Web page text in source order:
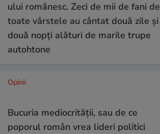
ului românesc. Zeci de mii de fani de
toate vârstele au cântat două zile și
două nopți alături de marile trupe
autohtone
Opinii
Bucuria mediocrității, sau de ce
poporul român vrea lideri politici